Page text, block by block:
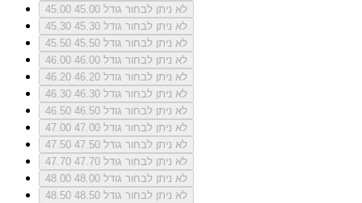
45.00
לא ניתן לבחור גודל 45.00
45.30
לא ניתן לבחור גודל 45.30
45.50
לא ניתן לבחור גודל 45.50
46.00
לא ניתן לבחור גודל 46.00
46.20
לא ניתן לבחור גודל 46.20
46.30
לא ניתן לבחור גודל 46.30
46.50
לא ניתן לבחור גודל 46.50
47.00
לא ניתן לבחור גודל 47.00
47.50
לא ניתן לבחור גודל 47.50
47.70
לא ניתן לבחור גודל 47.70
48.00
לא ניתן לבחור גודל 48.00
48.50
לא ניתן לבחור גודל 48.50